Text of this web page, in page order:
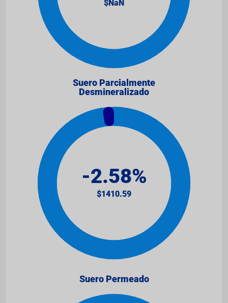
Suero Parcialmente
Desmineralizado
Suero Permeado